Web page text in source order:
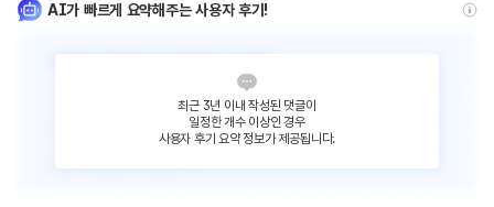
AI가 빠르게 요약해주는 사용자 후기!
최근 3년 이내 작성된 댓글이
일정한 개수 이상인 경우
사용자 후기 요약 정보가 제공됩니다.